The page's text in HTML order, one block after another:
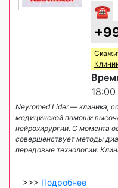
☎
18:00
Neyromed Lider — клиника,
медицинской помощи
нейрохирургии. С момента
совершенствует методы
передовые технологии.
>>> Подробнее